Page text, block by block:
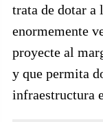
trata de dotar a
enormemente
proyecte al
y que permita
infraestructura